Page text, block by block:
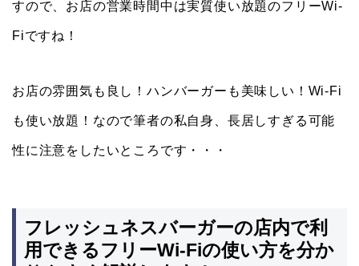
すので、お店の営業時間中は実質使い放題のフリーWi-
Fiですね！
お店の雰囲気も良し！ハンバーガーも美味しい！Wi-Fi
も使い放題！なので筆者の私自身、長居しすぎる可能
性に注意をしたいところです・・・
フレッシュネスバーガーの店内で利
用できるフリーWi-Fiの使い方を分か